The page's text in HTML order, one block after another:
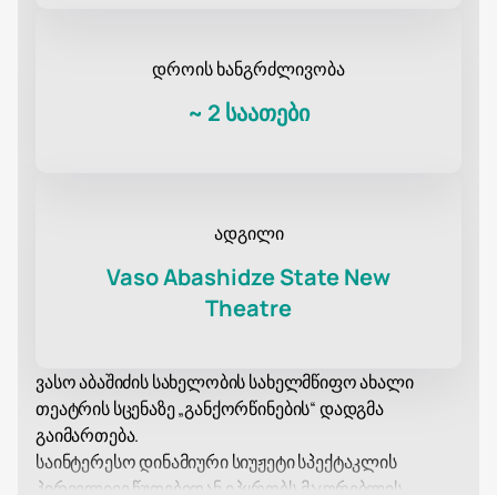
დროის ხანგრძლივობა
~ 2 საათები
ადგილი
Vaso Abashidze State New
Theatre
ვასო აბაშიძის სახელობის სახელმწიფო ახალი
თეატრის სცენაზე „განქორწინების“ დადგმა
გაიმართება.
საინტერესო დინამიური სიუჟეტი სპექტაკლის
პირველივე წუთებიდან იპყრობს მაყურებლის